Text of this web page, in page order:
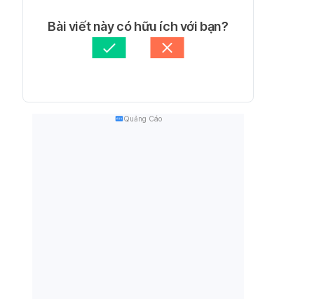
Bài viết này có hữu ích với bạn?
Quảng Cáo